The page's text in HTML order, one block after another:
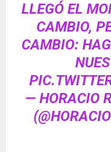
LLEGÓ EL
CAMBIO,
CAMBIO:
— HORACIO